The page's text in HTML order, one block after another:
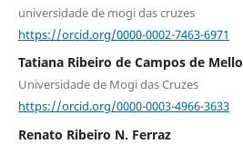
universidade de mogi das cruzes
https://orcid.org/0000-0002-7463-6971
Tatiana Ribeiro de Campos de Mello
Universidade de Mogi das Cruzes
https://orcid.org/0000-0003-4966-3633
Renato Ribeiro N. Ferraz